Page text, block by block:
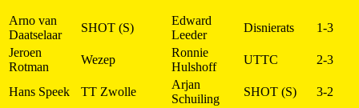
Arno van
Daatselaar
SHOT (S)
Edward
Leeder
Disnierats
1-3
Jeroen
Rotman
Wezep
Ronnie
Hulshoff
UTTC 2-3
Hans Speek TT Zwolle
Arjan
Schuiling
SHOT (S) 3-2